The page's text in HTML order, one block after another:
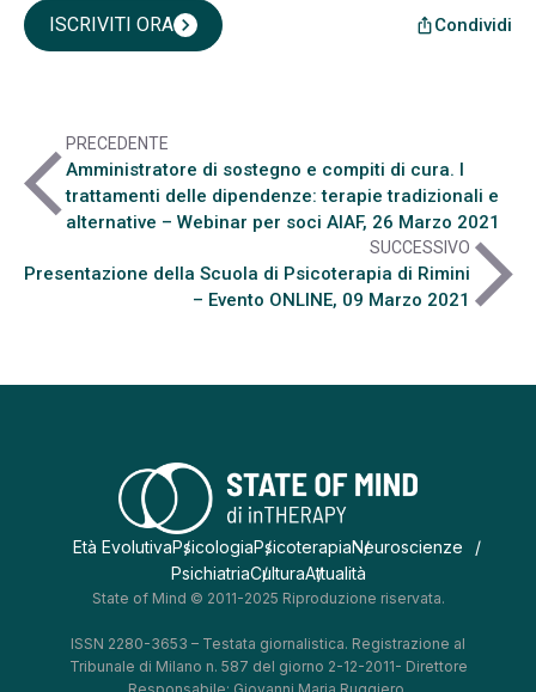
ISCRIVITI ORAchevron_right ios_shareCondividi
arrow_back_ios
PRECEDENTE
Amministratore di sostegno e compiti di cura. I
trattamenti delle dipendenze: terapie tradizionali e
alternative – Webinar per soci AIAF, 26 Marzo 2021
SUCCESSIVO
Presentazione della Scuola di Psicoterapia di Rimini
– Evento ONLINE, 09 Marzo 2021arrow_forward_ios
Età EvolutivaPsicologiaPsicoterapiaNeuroscienze
PsichiatriaCulturaAttualità
State of Mind © 2011-2025 Riproduzione riservata.
ISSN 2280-3653 – Testata giornalistica. Registrazione al
Tribunale di Milano n. 587 del giorno 2-12-2011- Direttore